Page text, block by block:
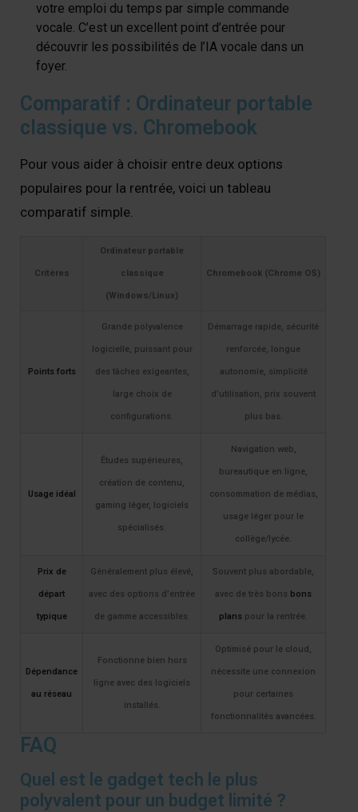
votre emploi du temps par simple commande
vocale. C’est un excellent point d’entrée pour
découvrir les possibilités de l’IA vocale dans un
foyer.
Comparatif : Ordinateur portable
classique vs. Chromebook
Pour vous aider à choisir entre deux options
populaires pour la rentrée, voici un tableau
comparatif simple.
Critères
Ordinateur portable
classique
(Windows/Linux)
Chromebook (Chrome OS)
Points forts
Grande polyvalence
logicielle, puissant pour
des tâches exigeantes,
large choix de
configurations.
Démarrage rapide, sécurité
renforcée, longue
autonomie, simplicité
d’utilisation, prix souvent
plus bas.
Usage idéal
Études supérieures,
création de contenu,
gaming léger, logiciels
spécialisés.
Navigation web,
bureautique en ligne,
consommation de médias,
usage léger pour le
collège/lycée.
Prix de
départ
typique
Généralement plus élevé,
avec des options d’entrée
de gamme accessibles.
Souvent plus abordable,
avec de très bons bons
plans pour la rentrée.
Dépendance
au réseau
Fonctionne bien hors
ligne avec des logiciels
installés.
Optimisé pour le cloud,
nécessite une connexion
pour certaines
fonctionnalités avancées.
FAQ
Quel est le gadget tech le plus
polyvalent pour un budget limité ?